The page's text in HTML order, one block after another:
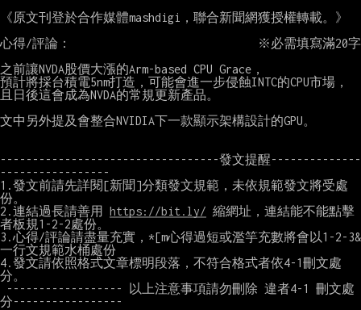
《原文刊登於合作媒體mashdigi，聯合新聞網獲授權轉載。》
心得/評論：                             ※必需填寫滿20字
之前讓NVDA股價大漲的Arm-based CPU Grace，
預計將採台積電5nm打造，可能會進一步侵蝕INTC的CPU市場，
且日後這會成為NVDA的常規更新產品。
文中另外提及會整合NVIDIA下一款顯示架構設計的GPU。
----------------------------------發文提醒--------------
-----------------
1.發文前請先詳閱[新聞]分類發文規範，未依規範發文將受處
份。
2.連結過長請善用 https://bit.ly/ 縮網址，連結能不能點擊
者板規1-2-2處份。
3.心得/評論請盡量充實，*[m心得過短或濫竽充數將會以1-2-3&
一行文規範水桶處份
4.發文請依照格式文章標明段落，不符合格式者依4-1刪文處
分。
分-----------------